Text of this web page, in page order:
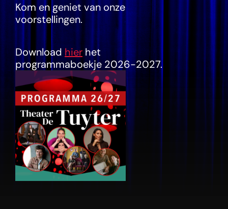
Kom en geniet van onze
voorstellingen.
Download hier het
programmaboekje 2026-2027.